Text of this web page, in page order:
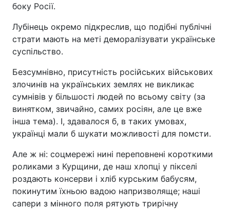
боку Росії.
Лубінець окремо підкреслив, що подібні публічні
страти мають на меті деморалізувати українське
суспільство.
Безсумнівно, присутність російських військових
злочинів на українських землях не викликає
сумнівів у більшості людей по всьому світу (за
винятком, звичайно, самих росіян, але це вже
інша тема). І, здавалося б, в таких умовах,
українці мали б шукати можливості для помсти.
Але ж ні: соцмережі нині переповнені короткими
роликами з Курщини, де наш хлопці у пікселі
роздають консерви і хліб курським бабусям,
покинутим їхньою вадою напризволяще; наші
сапери з мінного поля рятують трирічну